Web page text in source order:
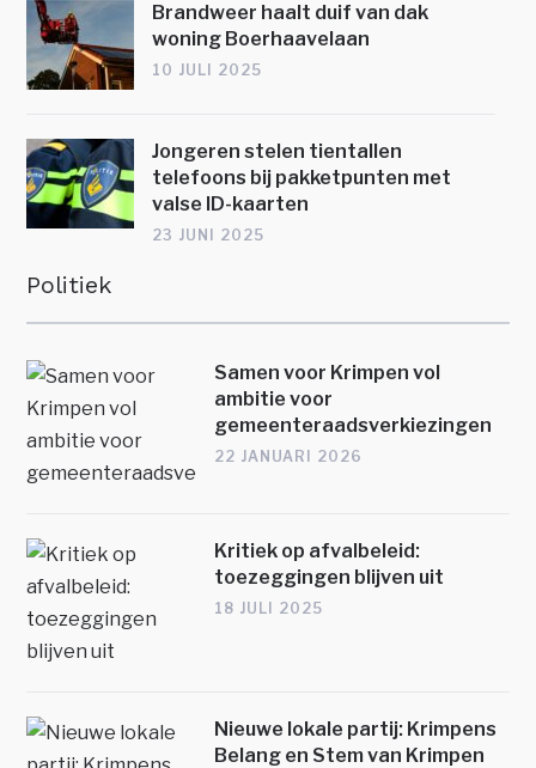
Brandweer haalt duif van dak
woning Boerhaavelaan
10 JULI 2025
Jongeren stelen tientallen
telefoons bij pakketpunten met
valse ID-kaarten
23 JUNI 2025
Politiek
Samen voor Krimpen vol
ambitie voor
gemeenteraadsverkiezingen
22 JANUARI 2026
Kritiek op afvalbeleid:
toezeggingen blijven uit
18 JULI 2025
Nieuwe lokale partij: Krimpens
Belang en Stem van Krimpen